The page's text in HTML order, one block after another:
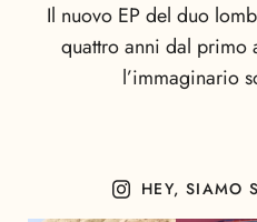
Il nuovo EP del duo
quattro anni dal primo
l’immaginario
HEY, SIAMO